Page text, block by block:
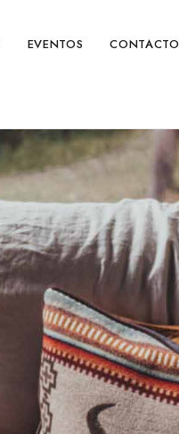
EVENTOS CONTACTO